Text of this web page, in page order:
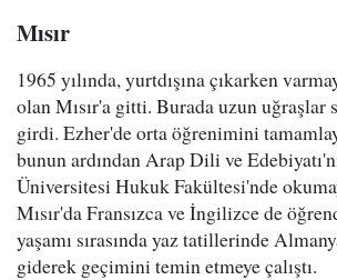
Mısır
1965 yılında, yurtdışına çıkarken
olan Mısır'a gitti. Burada uzun uğraşlar
girdi. Ezher'de orta öğrenimini
bunun ardından Arap Dili ve
Üniversitesi Hukuk Fakültesi'nde
Mısır'da Fransızca ve İngilizce de
yaşamı sırasında yaz tatillerinde
giderek geçimini temin etmeye çalıştı.